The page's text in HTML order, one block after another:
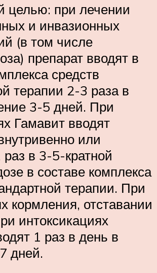
целью: при лечении
и инвазионных
(в том числе
препарат вводят в
средств
терапии 2-3 раза в
3-5 дней. При
Гамавит вводят
или
раз в 3-5-кратной
в составе комплекса
терапии. При
кормления, отставании
интоксикациях
1 раз в день в
дней.